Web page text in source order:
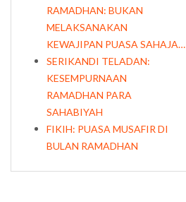
RAMADHAN: BUKAN
MELAKSANAKAN
KEWAJIPAN PUASA SAHAJA…
SERIKANDI TELADAN:
KESEMPURNAAN
RAMADHAN PARA
SAHABIYAH
FIKIH: PUASA MUSAFIR DI
BULAN RAMADHAN